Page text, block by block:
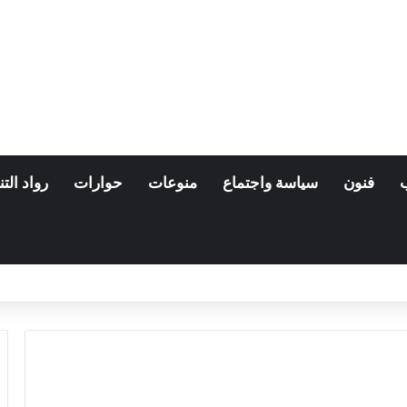
فنون سياسة واجتماع منوعات حوارات رواد